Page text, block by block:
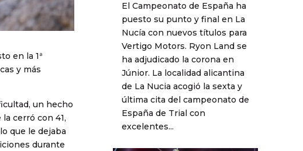
en la 1ª
y más
un hecho
cerró con 41,
que le dejaba
durante
El Campeonato de España ha
puesto su punto y final en La
Nucía con nuevos títulos para
Vertigo Motors. Ryon Land se
ha adjudicado la corona en
Júnior. La localidad alicantina
de La Nucia acogió la sexta y
última cita del campeonato de
España de Trial con
excelentes...